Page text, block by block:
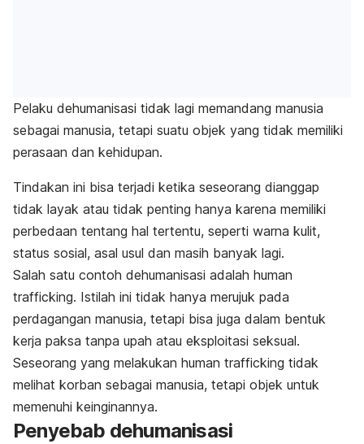
Pelaku dehumanisasi tidak lagi memandang manusia
sebagai manusia, tetapi suatu objek yang tidak memiliki
perasaan dan kehidupan.
Tindakan ini bisa terjadi ketika seseorang dianggap
tidak layak atau tidak penting hanya karena memiliki
perbedaan tentang hal tertentu, seperti warna kulit,
status sosial, asal usul dan masih banyak lagi.
Salah satu contoh dehumanisasi adalah human
trafficking. Istilah ini tidak hanya merujuk pada
perdagangan manusia, tetapi bisa juga dalam bentuk
kerja paksa tanpa upah atau eksploitasi seksual.
Seseorang yang melakukan human trafficking tidak
melihat korban sebagai manusia, tetapi objek untuk
memenuhi keinginannya.
Penyebab dehumanisasi